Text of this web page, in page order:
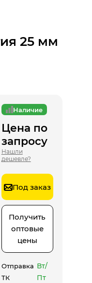
25 мм
Наличие
Цена по
запросу
Нашли
дешевле?
Под заказ
Получить
оптовые
цены
Отправка
ТК
Вт/
Пт